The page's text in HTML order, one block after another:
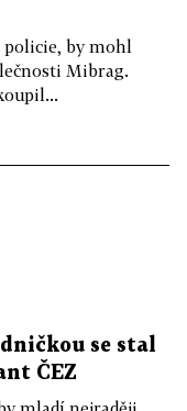
policie, by mohl
Mibrag.
se stal
ČEZ